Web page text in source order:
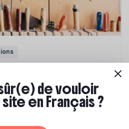
09 janvier 2024
de vouloir
en Français ?